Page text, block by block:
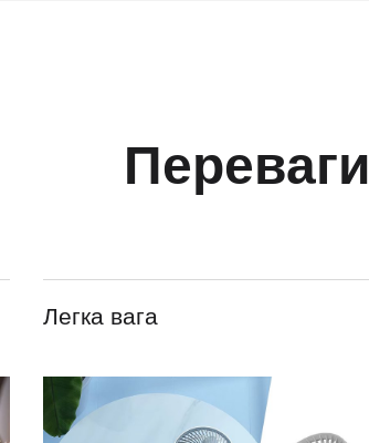
Переваги
Легка вага